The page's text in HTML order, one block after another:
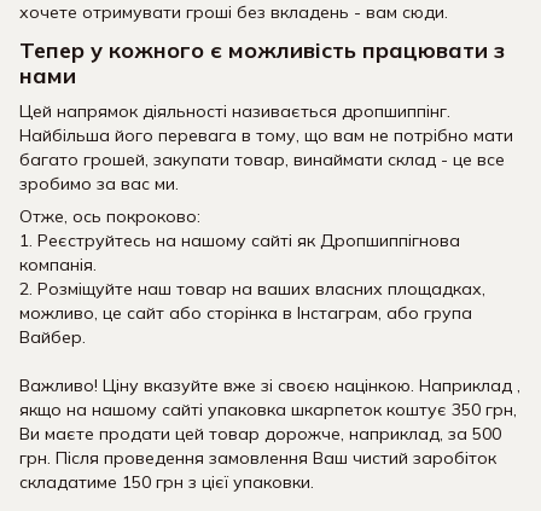
хочете отримувати гроші без вкладень - вам сюди.
Тепер у кожного є можливість працювати з
нами
Цей напрямок діяльності називається дропшиппінг.
Найбільша його перевага в тому, що вам не потрібно мати
багато грошей, закупати товар, винаймати склад - це все
зробимо за вас ми.
Отже, ось покроково:
1. Реєструйтесь на нашому сайті як Дропшиппігнова
компанія.
2. Розміщуйте наш товар на ваших власних площадках,
можливо, це сайт або сторінка в Інстаграм, або група
Вайбер.
Важливо! Ціну вказуйте вже зі своєю націнкою. Наприклад ,
якщо на нашому сайті упаковка шкарпеток коштує 350 грн,
Ви маєте продати цей товар дорожче, наприклад, за 500
грн. Після проведення замовлення Ваш чистий заробіток
складатиме 150 грн з цієї упаковки.